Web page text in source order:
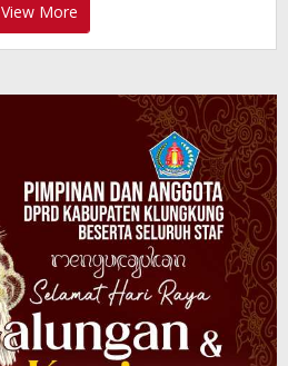
View More